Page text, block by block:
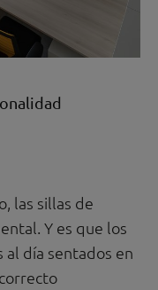
las sillas de
Y es que los
al día sentados en